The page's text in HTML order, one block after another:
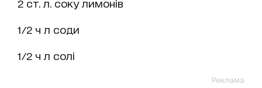
2 ст. л. соку лимонів
1/2 ч л соди
1/2 ч л солі
Реклама